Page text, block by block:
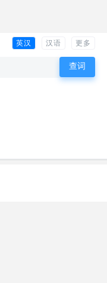
英汉 汉语 更多